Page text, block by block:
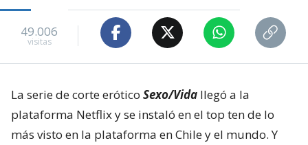
49.006
visitas
La serie de corte erótico Sexo/Vida llegó a la
plataforma Netflix y se instaló en el top ten de lo
más visto en la plataforma en Chile y el mundo. Y